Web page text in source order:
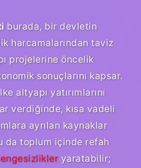
burada, bir devletin
harcamalarından taviz
projelerine öncelik
sonuçlarını kapsar.
altyapı yatırımlarını
verdiğinde, kısa vadeli
ayrılan kaynaklar
da toplum içinde refah
yaratabilir;